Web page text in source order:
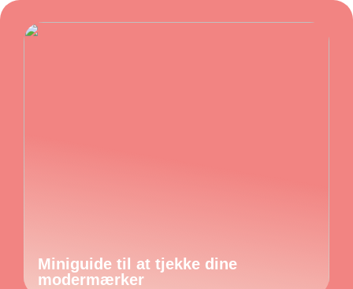
Miniguide til at tjekke dine
modermærker